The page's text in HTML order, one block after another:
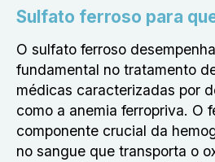
Sulfato ferroso para
O sulfato ferroso
fundamental no tratamento
médicas caracterizadas por
como a anemia ferropriva. O
componente crucial da
no sangue que transporta o